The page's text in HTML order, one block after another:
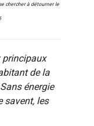
chercher à détourner le
principaux
de la
énergie
savent, les